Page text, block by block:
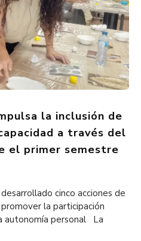
la inclusión de
a través del
el primer semestre
desarrollado cinco acciones de
la participación
autonomía personal La